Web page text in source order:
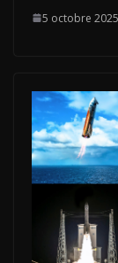
5 octobre 2025